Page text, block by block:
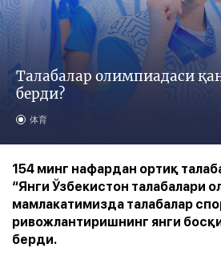
Талабалар олимпиадаси
берди?
体育
154 минг нафардан ортиқ
“Янги Ўзбекистон талабалари
мамлакатимизда талабалар
ривожлантиришнинг янги
берди.